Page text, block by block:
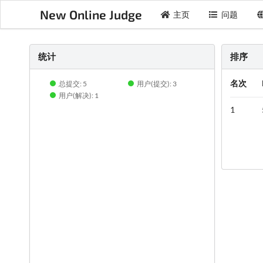
New Online Judge 主页 问题
统计
总提交: 5
用户(提交): 3
用户(解决): 1
排序
名次
1